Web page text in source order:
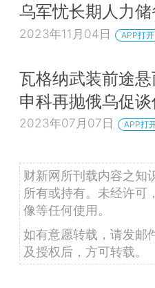
乌军忧长期人力
2023年11月04日 APP打开
瓦格纳武装前途
申科再抛俄乌促
2023年07月07日 APP打
财新网所刊载内容之知
所有或持有。未经许可
像等任何使用。
如有意愿转载，请发邮
及授权后，方可转载。